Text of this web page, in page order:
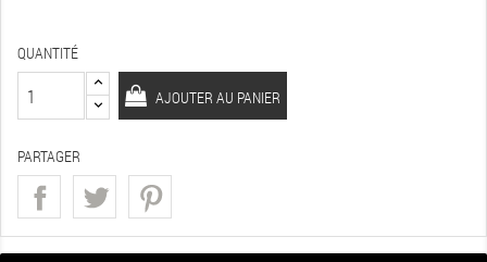
QUANTITÉ
AJOUTER AU PANIER
PARTAGER